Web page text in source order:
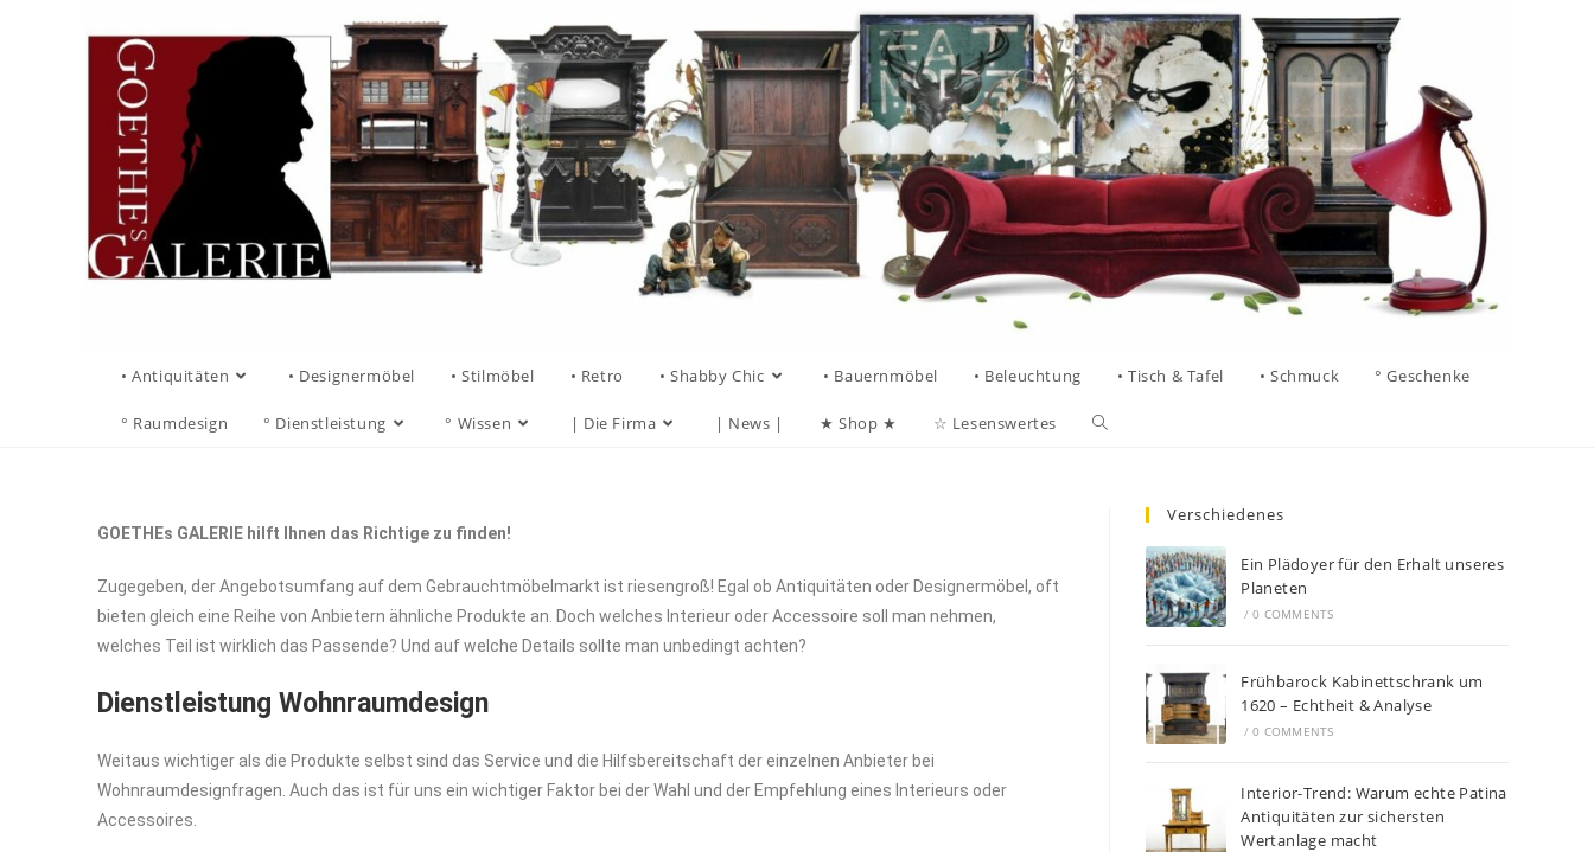
• Antiquitäten • Designermöbel • Stilmöbel • Retro • Shabby Chic • Bauernmöbel • Beleuchtung • Tisch & Tafel • Schmuck ° Geschenke
° Raumdesign ° Dienstleistung ° Wissen | Die Firma | News | ★ Shop ★ ☆ Lesenswertes
GOETHEs GALERIE hilft Ihnen das Richtige zu finden!
Zugegeben, der Angebotsumfang auf dem Gebrauchtmöbelmarkt ist riesengroß! Egal ob Antiquitäten oder Designermöbel, oft
bieten gleich eine Reihe von Anbietern ähnliche Produkte an. Doch welches Interieur oder Accessoire soll man nehmen,
welches Teil ist wirklich das Passende? Und auf welche Details sollte man unbedingt achten?
Dienstleistung Wohnraumdesign
Weitaus wichtiger als die Produkte selbst sind das Service und die Hilfsbereitschaft der einzelnen Anbieter bei
Wohnraumdesignfragen. Auch das ist für uns ein wichtiger Faktor bei der Wahl und der Empfehlung eines Interieurs oder
Accessoires.
Verschiedenes
Ein Plädoyer für den Erhalt unseres
Planeten
/ 0 COMMENTS
Frühbarock Kabinettschrank um
1620 – Echtheit & Analyse
/ 0 COMMENTS
Interior-Trend: Warum echte Patina
Antiquitäten zur sichersten
Wertanlage macht